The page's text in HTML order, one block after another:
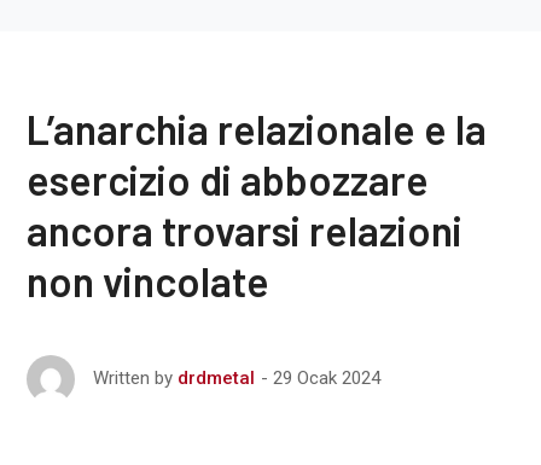
L’anarchia relazionale e la
esercizio di abbozzare
ancora trovarsi relazioni
non vincolate
Written by drdmetal 29 Ocak 2024